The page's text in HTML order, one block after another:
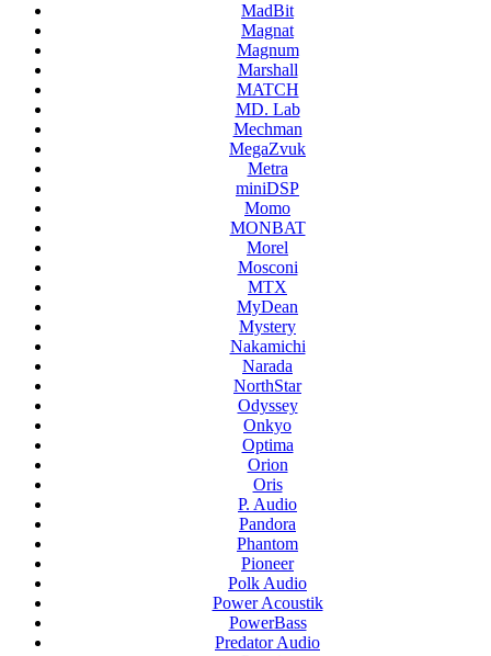
MadBit
Magnat
Magnum
Marshall
MATCH
MD. Lab
Mechman
MegaZvuk
Metra
miniDSP
Momo
MONBAT
Morel
Mosconi
MTX
MyDean
Mystery
Nakamichi
Narada
NorthStar
Odyssey
Onkyo
Optima
Orion
Oris
P. Audio
Pandora
Phantom
Pioneer
Polk Audio
Power Acoustik
PowerBass
Predator Audio